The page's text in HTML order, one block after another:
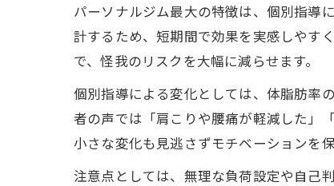
パーソナルジム最大の特徴は、個別指導
計するため、短期間で効果を実感しやす
で、怪我のリスクを大幅に減らせます。
個別指導による変化としては、体脂肪率
者の声では「肩こりや腰痛が軽減した」
小さな変化も見逃さずモチベーションを
注意点としては、無理な負荷設定や自己